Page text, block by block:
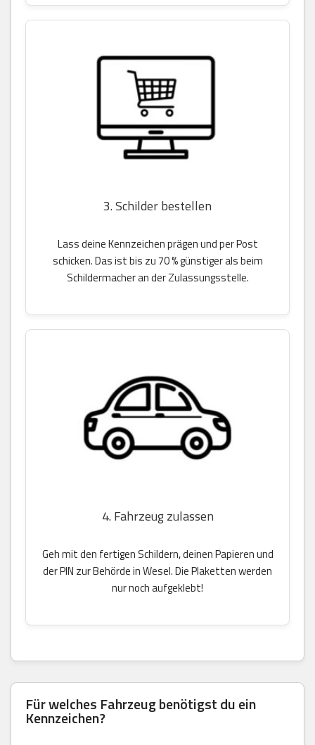
3. Schilder bestellen
Lass deine Kennzeichen prägen und per Post
schicken. Das ist bis zu 70 % günstiger als beim
Schildermacher an der Zulassungsstelle.
4. Fahrzeug zulassen
Geh mit den fertigen Schildern, deinen Papieren und
der PIN zur Behörde in Wesel. Die Plaketten werden
nur noch aufgeklebt!
Für welches Fahrzeug benötigst du ein
Kennzeichen?